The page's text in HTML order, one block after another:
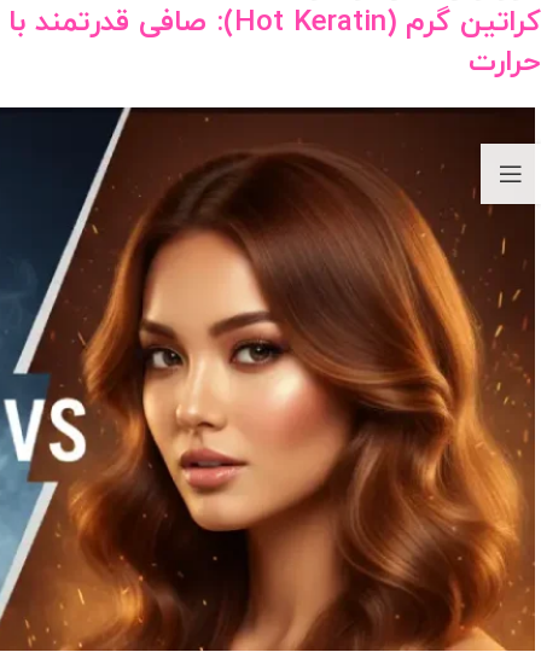
کراتین گرم (Hot Keratin): صافی قدرتمند با
حرارت